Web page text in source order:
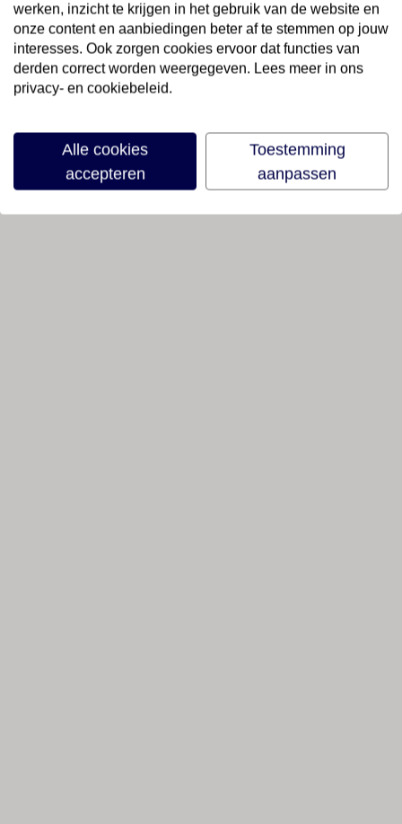
werken, inzicht te krijgen in het gebruik van de website en
onze content en aanbiedingen beter af te stemmen op jouw
interesses. Ook zorgen cookies ervoor dat functies van
derden correct worden weergegeven. Lees meer in ons
privacy- en cookiebeleid.
Alle cookies
accepteren
Toestemming
aanpassen